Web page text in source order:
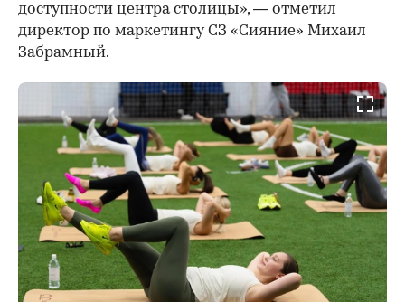
доступности центра столицы», — отметил
директор по маркетингу СЗ «Сияние» Михаил
Забрамный.